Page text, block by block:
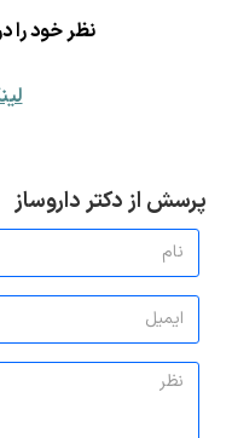
نظر خود را
پرسش از دکتر داروساز